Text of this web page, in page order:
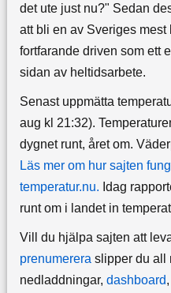
det ute just nu?" Sedan
att bli en av Sveriges
fortfarande driven som ett
sidan av heltidsarbete.
Senast uppmätta
aug kl 21:32).
dygnet runt, året om.
Läs mer om hur sajten
temperatur.nu. Idag
runt om i landet in
Vill du hjälpa sajten att
prenumereraslipper du all
nedladdningar, dashboard,